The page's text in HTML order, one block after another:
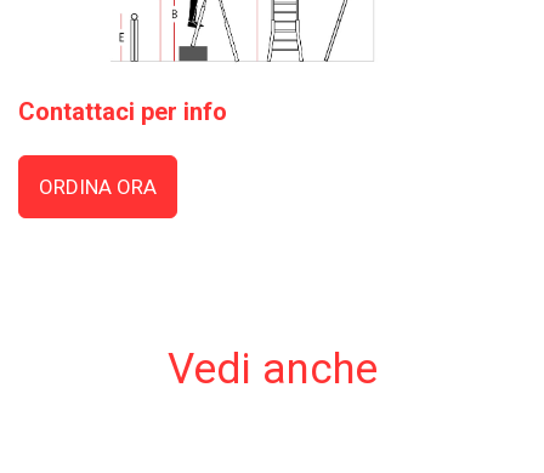
Contattaci per info
ORDINA ORA
Vedi anche